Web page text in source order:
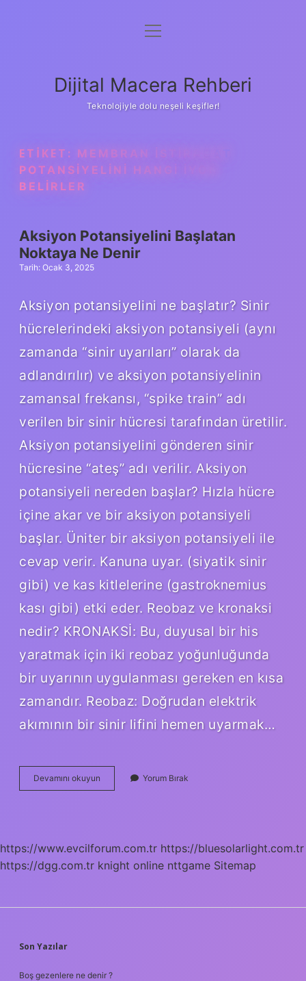
Anasayfa
Yasal Uyarı
menüyü
Dijital Macera Rehberi
Teknolojiyle dolu neşeli keşifler!
ETIKET: MEMBRAN ISTIRAHAT
POTANSIYELINI HANGI IYON
BELIRLER
Aksiyon Potansiyelini Başlatan
Noktaya Ne Denir
Tarih: Ocak 3, 2025
Aksiyon potansiyelini ne başlatır? Sinir
hücrelerindeki aksiyon potansiyeli (aynı
zamanda “sinir uyarıları” olarak da
adlandırılır) ve aksiyon potansiyelinin
zamansal frekansı, “spike train” adı
verilen bir sinir hücresi tarafından üretilir.
Aksiyon potansiyelini gönderen sinir
hücresine “ateş” adı verilir. Aksiyon
potansiyeli nereden başlar? Hızla hücre
içine akar ve bir aksiyon potansiyeli
başlar. Üniter bir aksiyon potansiyeli ile
cevap verir. Kanuna uyar. (siyatik sinir
gibi) ve kas kitlelerine (gastroknemius
kası gibi) etki eder. Reobaz ve kronaksi
nedir? KRONAKSİ: Bu, duyusal bir his
yaratmak için iki reobaz yoğunluğunda
bir uyarının uygulanması gereken en kısa
zamandır. Reobaz: Doğrudan elektrik
akımının bir sinir lifini hemen uyarmak…
Devamını okuyun
Potansiyelini
Yorum Bırak
https://www.evcilforum.com.tr https://bluesolarlight.com.tr
https://dgg.com.tr knight online nttgame Sitemap
SIDEBAR
Son Yazılar
Boş gezenlere ne denir ?